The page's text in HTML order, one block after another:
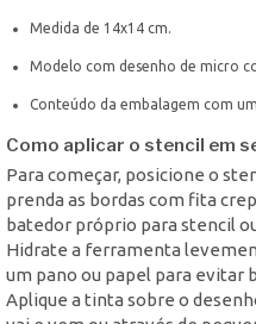
Medida de 14x14 cm.
Modelo com desenho de micro
Conteúdo da embalagem com
Como aplicar o stencil em
Para começar, posicione o
prenda as bordas com fita
batedor próprio para stencil
Hidrate a ferramenta
um pano ou papel para evitar
Aplique a tinta sobre o